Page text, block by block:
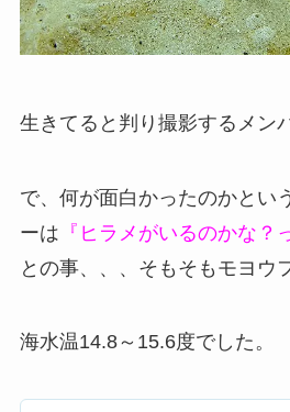
生きてると判り撮影するメン
で、何が面白かったのかとい
ーは 『ヒラメがいるのかな？
との事、、、そもそもモヨウ
海水温14.8～15.6度でした。